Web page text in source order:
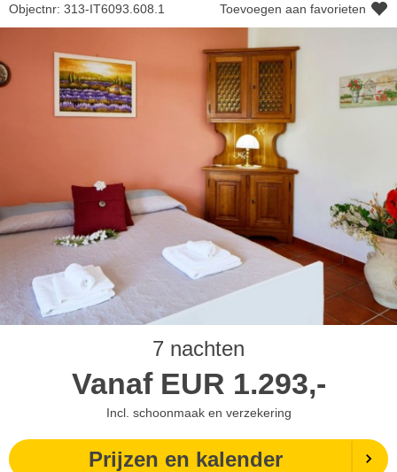
Objectnr: 313-IT6093.608.1 Toevoegen aan favorieten
7 nachten
Vanaf EUR 1.293,-
Incl. schoonmaak en verzekering
Prijzen en kalender